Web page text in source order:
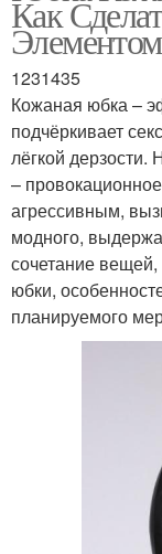
Как
1231435
Кожаная юбка –
подчёркивает
лёгкой
–
агрессивным,
модного,
сочетание
юбки,
планируемого